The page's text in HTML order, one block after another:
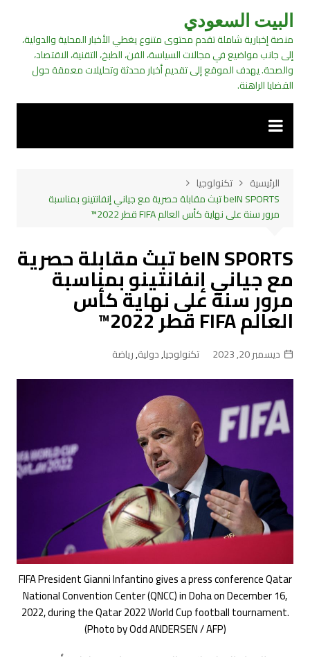
التجاوز
المحتوى
البيت السعودي
منصة إخبارية شاملة تقدم محتوى متنوع يغطي الأخبار المحلية والدولية،
إلى جانب مواضيع في مجالات السياسة، الفن، الطبخ، التقنية، الاقتصاد،
والصحة. يهدف الموقع إلى تقديم أخبار محدثة وتحليلات معمقة حول
القضايا الراهنة.
الرئيسية
تكنولوجيا
beIN SPORTS تبث مقابلة حصرية مع جياني إنفانتينو بمناسبة
مرور سنة على نهاية كأس العالم FIFA قطر 2022™
beIN SPORTS تبث مقابلة حصرية
مع جياني إنفانتينو بمناسبة
مرور سنة على نهاية كأس
العالم FIFA قطر 2022™
ديسمبر 20, 2023 تكنولوجيا,دولية,رياضة
FIFA President Gianni Infantino gives a press conference Qatar
National Convention Center (QNCC) in Doha on December 16,
2022, during the Qatar 2022 World Cup football tournament.
(Photo by Odd ANDERSEN / AFP)